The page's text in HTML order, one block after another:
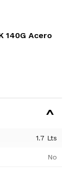
140G Acero
1.7 Lts
No